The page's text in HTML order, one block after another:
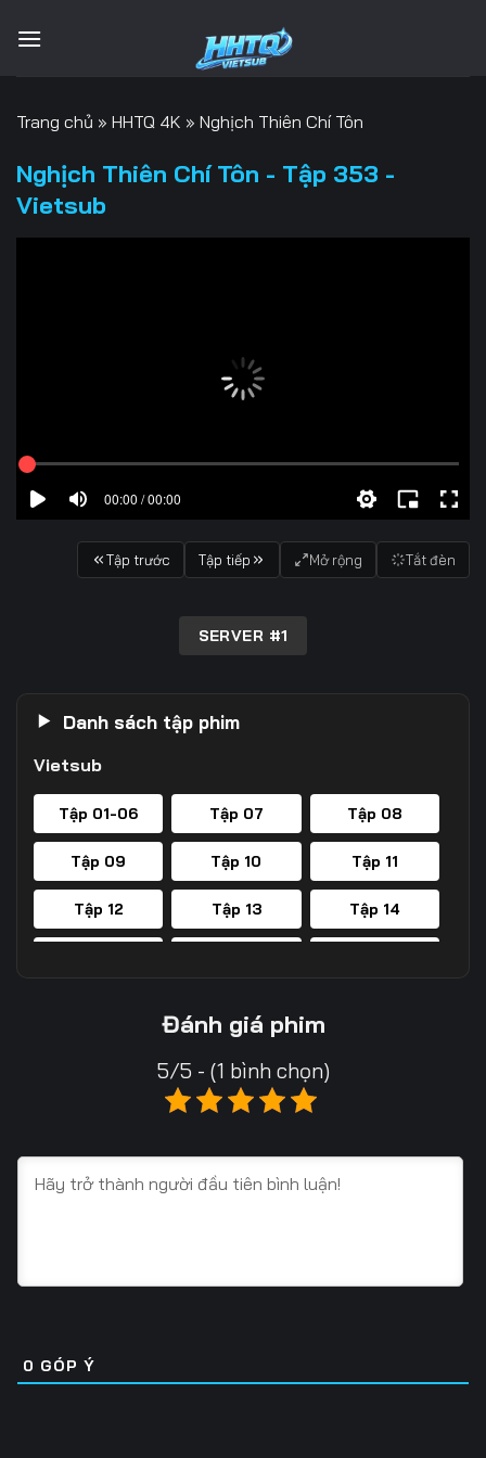
qua
Trang chủ » HHTQ 4K » Nghịch Thiên Chí Tôn
Nghịch Thiên Chí Tôn - Tập 353 -
Vietsub
00:00 / 00:00
Tập trước Tập tiếp Mở rộng Tắt đèn
SERVER #1
Danh sách tập phim
Vietsub
Tập 01-06 Tập 07 Tập 08
Tập 09 Tập 10 Tập 11
Tập 12 Tập 13 Tập 14
Tập 25
Tập 30 Tập 31
Tập 36 Tập 37 Tập 38
Tập 42 Tập 43 Tập 44
Đánh giá phim
5/5 - (1 bình chọn)
0 GÓP Ý